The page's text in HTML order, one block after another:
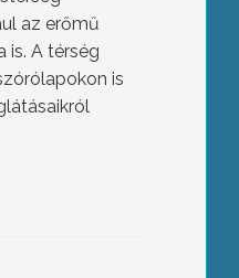
az erőmű
is. A térség
is